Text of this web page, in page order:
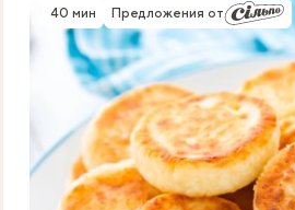
Время приготовления
40 мин Предложения от